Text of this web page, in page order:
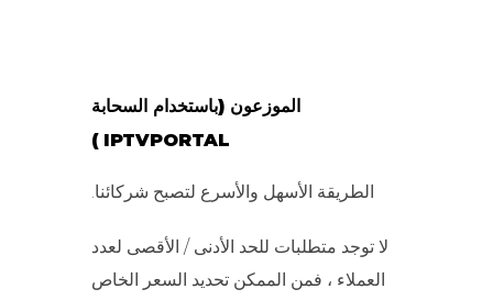
الموزعون (باستخدام السحابة
IPTVPORTAL )
الطريقة الأسهل والأسرع لتصبح شركائنا.
لا توجد متطلبات للحد الأدنى / الأقصى لعدد
العملاء ، فمن الممكن تحديد السعر الخاص